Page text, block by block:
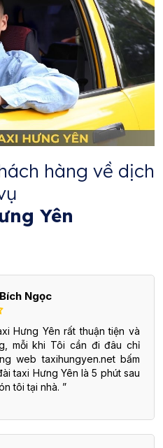
hàng về dịch
Yên
Ngọc
Hưng Yên rất thuận tiện và
mỗi khi Tôi cần đi đâu chỉ
web taxihungyen.net bấm
taxi Hưng Yên là 5 phút sau
tôi tại nhà.